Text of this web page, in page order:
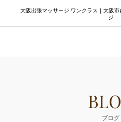
大阪出張マッサージ ワンクラス｜大阪
ジ
ブログ